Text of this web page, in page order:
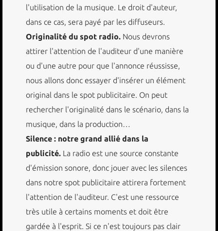
l'utilisation de la musique. Le droit d'auteur,
dans ce cas, sera payé par les diffuseurs.
Originalité du spot radio. Nous devrons
attirer l'attention de l'auditeur d'une manière
ou d'une autre pour que l'annonce réussisse,
nous allons donc essayer d'insérer un élément
original dans le spot publicitaire. On peut
rechercher l'originalité dans le scénario, dans la
musique, dans la production…
Silence : notre grand allié dans la
publicité. La radio est une source constante
d'émission sonore, donc jouer avec les silences
dans notre spot publicitaire attirera fortement
l'attention de l'auditeur. C'est une ressource
très utile à certains moments et doit être
gardée à l'esprit. Si ce n'est toujours pas clair